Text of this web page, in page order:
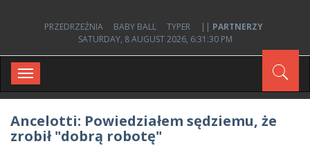
PRZEDRZEŹNIA BABY BALL TYPER || PARTNERZY
SATURDAY, 8 AUGUST 2026, 6:31:30 PM
Toggle
navigation
Ancelotti: Powiedziałem sędziemu, że
zrobił "dobrą robotę"